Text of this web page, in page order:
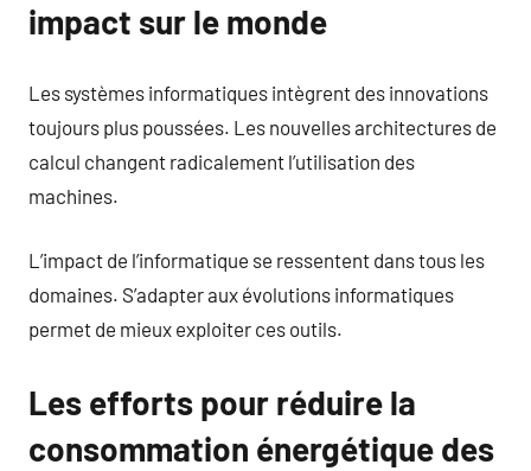
impact sur le monde
Les systèmes informatiques intègrent des innovations
toujours plus poussées. Les nouvelles architectures de
calcul changent radicalement l’utilisation des
machines.
L’impact de l’informatique se ressentent dans tous les
domaines. S’adapter aux évolutions informatiques
permet de mieux exploiter ces outils.
Les efforts pour réduire la
consommation énergétique des